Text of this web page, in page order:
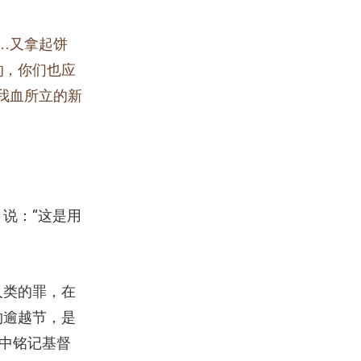
又拿起饼
你们也应
血所立的新
：“这是用
的罪，在
越节，是
铭记基督